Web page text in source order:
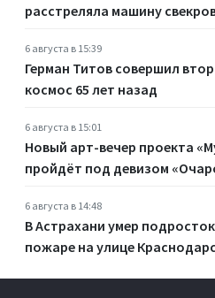
расстреляла машину
6 августа в 15:39
Герман Титов совершил
космос 65 лет назад
6 августа в 15:01
Новый арт-вечер проекта
пройдёт под девизом
6 августа в 14:48
В Астрахани умер
пожаре на улице